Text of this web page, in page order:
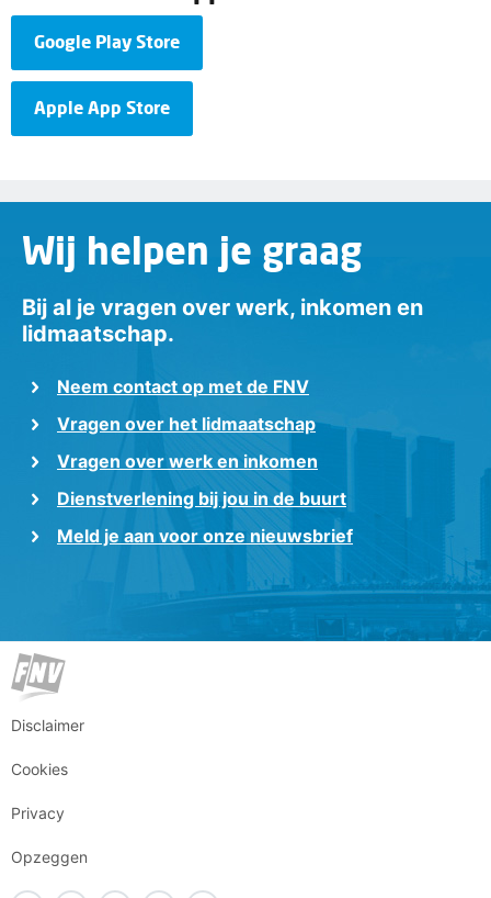
Google Play Store
Apple App Store
Wij helpen je graag
Bij al je vragen over werk, inkomen en
lidmaatschap.
Neem contact op met de FNV
Vragen over het lidmaatschap
Vragen over werk en inkomen
Dienstverlening bij jou in de buurt
Meld je aan voor onze nieuwsbrief
Disclaimer
Cookies
Privacy
Opzeggen